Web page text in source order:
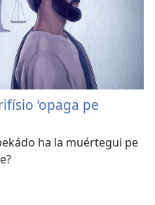
‘opaga pe
ha la muértegui pe